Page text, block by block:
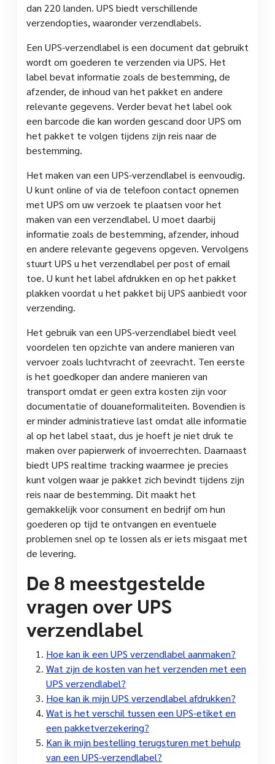
dan 220 landen. UPS biedt verschillende
verzendopties, waaronder verzendlabels.
Een UPS-verzendlabel is een document dat gebruikt
wordt om goederen te verzenden via UPS. Het
label bevat informatie zoals de bestemming, de
afzender, de inhoud van het pakket en andere
relevante gegevens. Verder bevat het label ook
een barcode die kan worden gescand door UPS om
het pakket te volgen tijdens zijn reis naar de
bestemming.
Het maken van een UPS-verzendlabel is eenvoudig.
U kunt online of via de telefoon contact opnemen
met UPS om uw verzoek te plaatsen voor het
maken van een verzendlabel. U moet daarbij
informatie zoals de bestemming, afzender, inhoud
en andere relevante gegevens opgeven. Vervolgens
stuurt UPS u het verzendlabel per post of email
toe. U kunt het label afdrukken en op het pakket
plakken voordat u het pakket bij UPS aanbiedt voor
verzending.
Het gebruik van een UPS-verzendlabel biedt veel
voordelen ten opzichte van andere manieren van
vervoer zoals luchtvracht of zeevracht. Ten eerste
is het goedkoper dan andere manieren van
transport omdat er geen extra kosten zijn voor
documentatie of douaneformaliteiten. Bovendien is
er minder administratieve last omdat alle informatie
al op het label staat, dus je hoeft je niet druk te
maken over papierwerk of invoerrechten. Daarnaast
biedt UPS realtime tracking waarmee je precies
kunt volgen waar je pakket zich bevindt tijdens zijn
reis naar de bestemming. Dit maakt het
gemakkelijk voor consument en bedrijf om hun
goederen op tijd te ontvangen en eventuele
problemen snel op te lossen als er iets misgaat met
de levering.
De 8 meestgestelde
vragen over UPS
verzendlabel
Hoe kan ik een UPS verzendlabel aanmaken?
Wat zijn de kosten van het verzenden met een
UPS verzendlabel?
Hoe kan ik mijn UPS verzendlabel afdrukken?
Wat is het verschil tussen een UPS-etiket en
een pakketverzekering?
Kan ik mijn bestelling terugsturen met behulp
van een UPS-verzendlabel?